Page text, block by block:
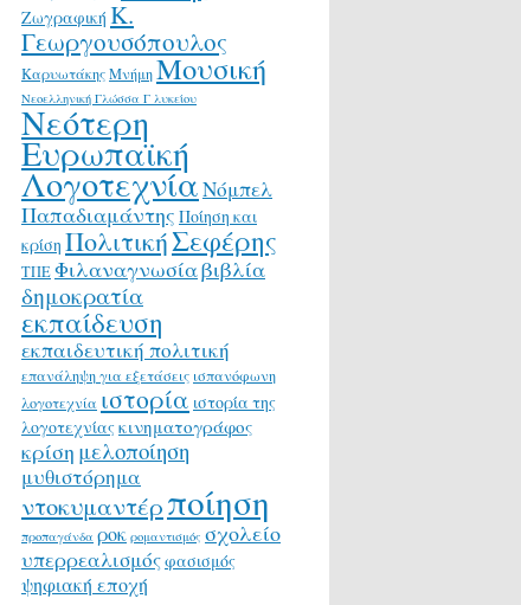
Ζωγραφική Κ.
Γεωργουσόπουλος
ΚαρυωτάκηςΜνήμηΜουσική
Νεοελληνική Γλώσσα Γ λυκείου
Νεότερη
Ευρωπαϊκή
ΛογοτεχνίαΝόμπελ
Παπαδιαμάντης Ποίηση και
κρίση ΠολιτικήΣεφέρης
ΤΠΕΦιλαναγνωσίαβιβλία
δημοκρατία
εκπαίδευση
εκπαιδευτική πολιτική
επανάληψη για εξετάσεις ισπανόφωνη
λογοτεχνία ιστορία ιστορία της
λογοτεχνίαςκινηματογράφος
κρίση μελοποίηση
μυθιστόρημα
ντοκυμαντέρποίηση
προπαγάνδα ροκ ρομαντισμός σχολείο
υπερρεαλισμόςφασισμός
ψηφιακή εποχή